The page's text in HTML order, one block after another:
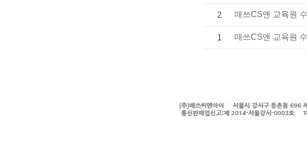
2 매쓰CS앤 교육원
1 매쓰CS앤 교육원